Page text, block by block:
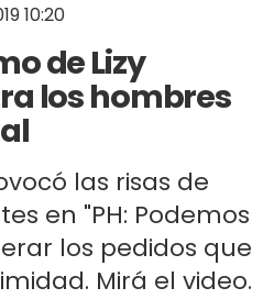
10:20
de Lizy
los hombres
las risas de
en "PH: Podemos
los pedidos que
Mirá el video.